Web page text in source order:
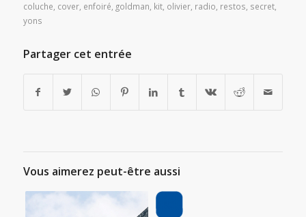
coluche, cover, enfoiré, goldman, kit, olivier, radio, restos, secret,
yons
Partager cet entrée
Vous aimerez peut-être aussi